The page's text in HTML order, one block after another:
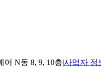
어 N동 8, 9, 10층|사업자 정